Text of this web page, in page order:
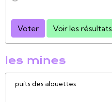
Voter Voir les résultats
les mines
puits des alouettes